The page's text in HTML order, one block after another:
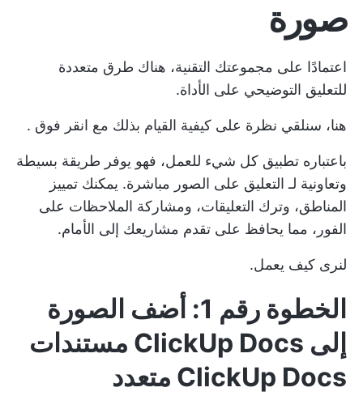
صورة
اعتمادًا على مجموعتك التقنية، هناك طرق متعددة
للتعليق التوضيحي على الأداة.
هنا، سنلقي نظرة على كيفية القيام بذلك مع انقر فوق .
باعتباره تطبيق كل شيء للعمل، فهو يوفر طريقة بسيطة
وتعاونية لـ التعليق على الصور مباشرة. يمكنك تمييز
المناطق، وترك التعليقات، ومشاركة الملاحظات على
الفور، مما يحافظ على تقدم مشاريعك إلى الأمام.
لنرى كيف يعمل.
الخطوة رقم 1: أضف الصورة
إلى ClickUp Docs
مستندات
ClickUp Docs متعدد